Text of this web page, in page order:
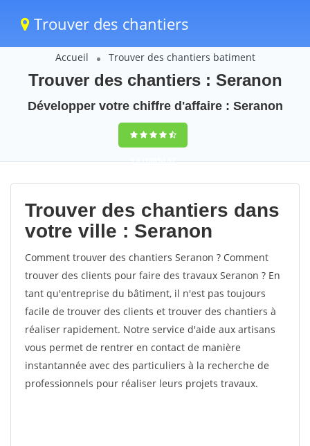
Trouver des chantiers
Accueil Trouver des chantiers batiment
Trouver des chantiers : Seranon
Développer votre chiffre d'affaire : Seranon
9,5(100%)37
votes
Trouver des chantiers dans
votre ville : Seranon
Comment trouver des chantiers Seranon ? Comment
trouver des clients pour faire des travaux Seranon ? En
tant qu'entreprise du bâtiment, il n'est pas toujours
facile de trouver des clients et trouver des chantiers à
réaliser rapidement. Notre service d'aide aux artisans
vous permet de rentrer en contact de manière
instantannée avec des particuliers à la recherche de
professionnels pour réaliser leurs projets travaux.